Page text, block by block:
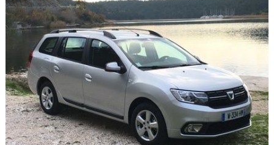
Electriques
Utilitaires
Flottes
Auto
Services